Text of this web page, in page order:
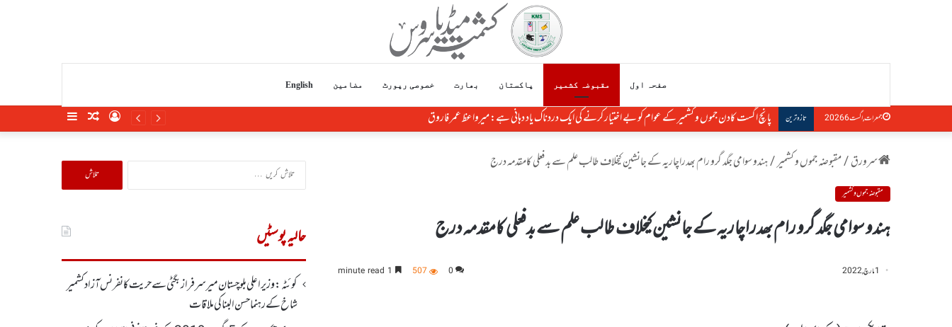
صفحہ اول مقبوضہ کشمیر پاکستان بھارت خصوصی رپورٹ مضامین English
جمعرات, اگست 6 2026 تازہ ترین پانچ اگست کادن جموں و کشمیر کے عوام کو بے اختیار کرنے کی ایک دردناک یاد دہانی ہے: میرواعظ عمر فاروق SidebarRandomLog
سرورق/مقبوضہ جموں و کشمیر/ہندو سوامی جگد گرو رام بھدراچاریہ کے جانشین کیخلاف طالب علم سے بدفعلی کامقدمہ درج
مقبوضہ جموں و کشمیر
ہندو سوامی جگد گرو رام بھدراچاریہ کے جانشین کیخلاف طالب علم سے بدفعلی کامقدمہ درج
1 مارچ, 2022 0
507
تلاش
کریں
حالیہ پوسٹیں
کوئٹہ : وزیر اعلی بلوچستان میر سرفراز بگٹی سے حریت کانفرنس آزاد کشمیر
شاخ کے رہنما حسن البنا کی ملاقات